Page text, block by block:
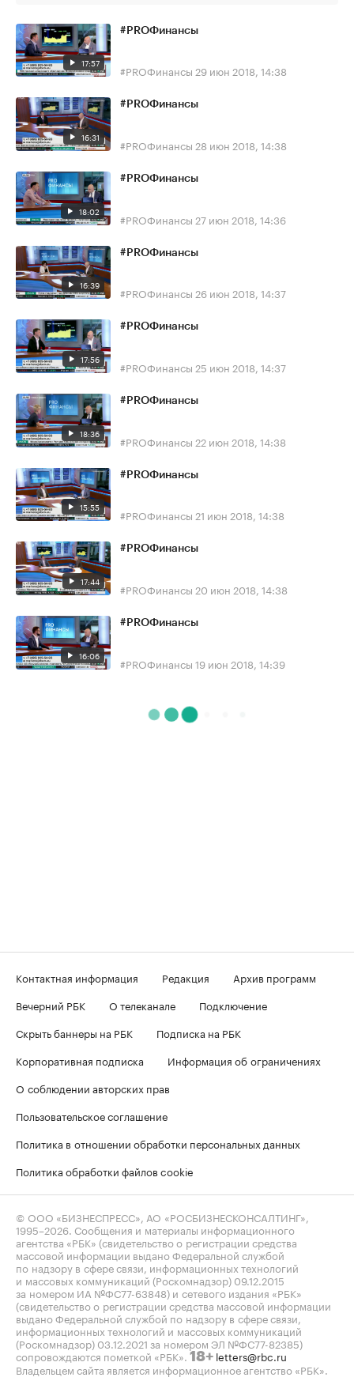
17:57
#PROФинансы
#PROФинансы 29 июн 2018, 14:38
16:31
#PROФинансы
#PROФинансы 28 июн 2018, 14:38
18:02
#PROФинансы
#PROФинансы 27 июн 2018, 14:36
16:39
#PROФинансы
#PROФинансы 26 июн 2018, 14:37
17:56
#PROФинансы
#PROФинансы 25 июн 2018, 14:37
18:36
#PROФинансы
#PROФинансы 22 июн 2018, 14:38
15:55
#PROФинансы
#PROФинансы 21 июн 2018, 14:38
17:44
#PROФинансы
#PROФинансы 20 июн 2018, 14:38
16:06
#PROФинансы
#PROФинансы 19 июн 2018, 14:39
Контактная информация Редакция
Архив программ
Вечерний РБК
О телеканале
Подключение
Скрыть баннеры на РБК
Подписка на РБК
Корпоративная подписка
Информация об ограничениях
О соблюдении авторских прав
Пользовательское соглашение
Политика в отношении обработки персональных данных
Политика обработки файлов cookie
© ООО «БИЗНЕСПРЕСС», АО «РОСБИЗНЕСКОНСАЛТИНГ»,
1995–2026 . Сообщения и материалы информационного
агентства «РБК» (свидетельство о регистрации средства
массовой информации выдано Федеральной службой
по надзору в сфере связи, информационных технологий
и массовых коммуникаций (Роскомнадзор) 09.12.2015
за номером ИА №ФС77-63848) и сетевого издания «РБК»
(свидетельство о регистрации средства массовой информации
выдано Федеральной службой по надзору в сфере связи,
информационных технологий и массовых коммуникаций
(Роскомнадзор) 03.12.2021 за номером ЭЛ №ФС77-82385)
сопровождаются пометкой «РБК». 18+ letters@rbc.ru
Владельцем сайта является информационное агентство «РБК».